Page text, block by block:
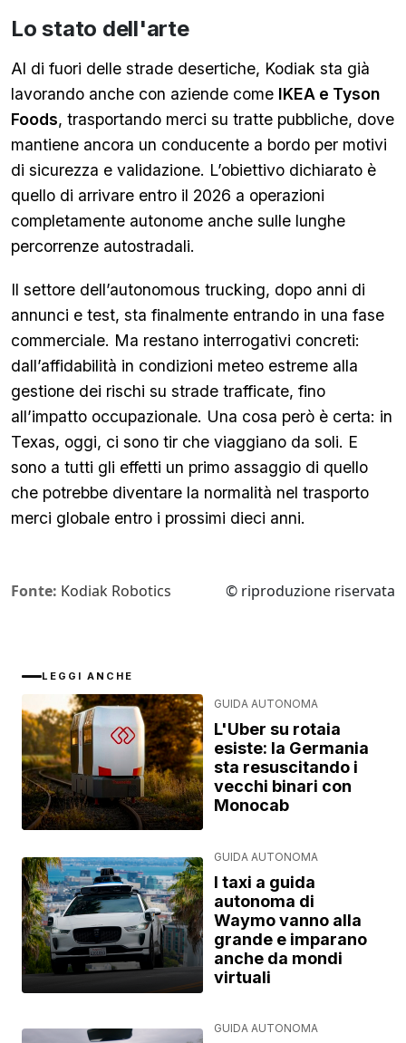
Lo stato dell'arte
Al di fuori delle strade desertiche, Kodiak sta già
lavorando anche con aziende come IKEA e Tyson
Foods, trasportando merci su tratte pubbliche, dove
mantiene ancora un conducente a bordo per motivi
di sicurezza e validazione. L’obiettivo dichiarato è
quello di arrivare entro il 2026 a operazioni
completamente autonome anche sulle lunghe
percorrenze autostradali.
Il settore dell’autonomous trucking, dopo anni di
annunci e test, sta finalmente entrando in una fase
commerciale. Ma restano interrogativi concreti:
dall’affidabilità in condizioni meteo estreme alla
gestione dei rischi su strade trafficate, fino
all’impatto occupazionale. Una cosa però è certa: in
Texas, oggi, ci sono tir che viaggiano da soli. E
sono a tutti gli effetti un primo assaggio di quello
che potrebbe diventare la normalità nel trasporto
merci globale entro i prossimi dieci anni.
Fonte: Kodiak Robotics © riproduzione riservata
LEGGI ANCHE
GUIDA AUTONOMA
L'Uber su rotaia
esiste: la Germania
sta resuscitando i
vecchi binari con
Monocab
GUIDA AUTONOMA
I taxi a guida
autonoma di
Waymo vanno alla
grande e imparano
anche da mondi
virtuali
GUIDA AUTONOMA